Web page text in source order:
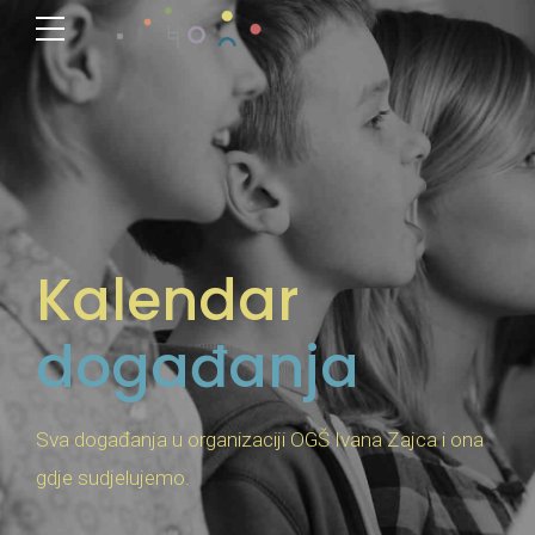
Kalendar
događanja
Sva događanja u organizaciji OGŠ Ivana Zajca i ona
gdje sudjelujemo.